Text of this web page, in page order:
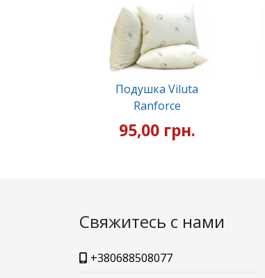
Подушка Viluta
Ranforce
95,00 грн.
Свяжитесь с нами
+380688508077